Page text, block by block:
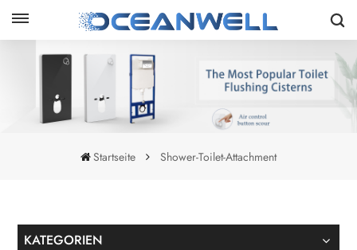
Startseite Shower-Toilet-Attachment
KATEGORIEN